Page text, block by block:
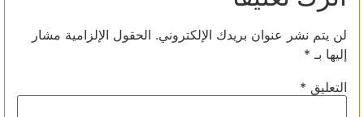
لن يتم نشر عنوان بريدك الإلكتروني. الحقول الإلزامية مشار
إليها بـ *
التعليق *